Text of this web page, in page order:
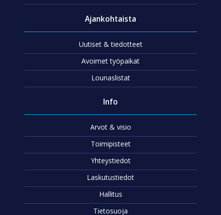
Ajankohtaista
Uutiset & tiedotteet
Avoimet työpaikat
Lounaslistat
Info
Arvot & visio
Toimipisteet
Yhteystiedot
Laskutustiedot
Hallitus
Tietosuoja